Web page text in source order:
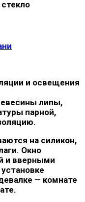
и освещения
липы,
парной,
на силикон,
Окно
и вверными
— комнате